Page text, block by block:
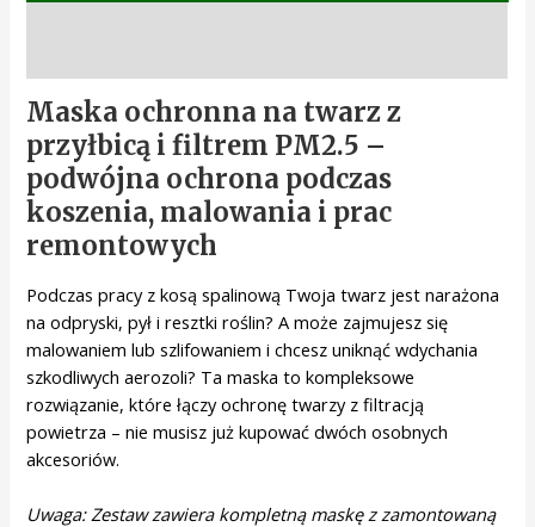
Maska ochronna na twarz z
przyłbicą i filtrem PM2.5 –
podwójna ochrona podczas
koszenia, malowania i prac
remontowych
Podczas pracy z kosą spalinową Twoja twarz jest narażona
na odpryski, pył i resztki roślin? A może zajmujesz się
malowaniem lub szlifowaniem i chcesz uniknąć wdychania
szkodliwych aerozoli? Ta maska to kompleksowe
rozwiązanie, które łączy ochronę twarzy z filtracją
powietrza – nie musisz już kupować dwóch osobnych
akcesoriów.
Uwaga: Zestaw zawiera kompletną maskę z zamontowaną